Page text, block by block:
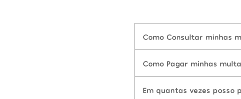
Como Consultar minhas
Como Pagar minhas
Em quantas vezes